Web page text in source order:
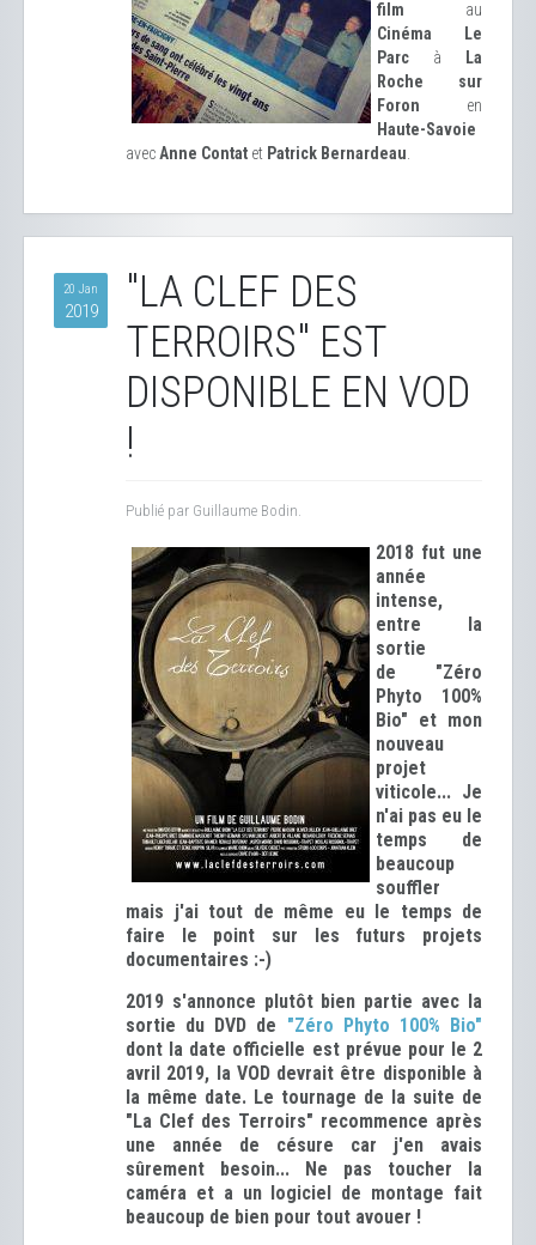
film au
Cinéma Le
Parc à
La
Roche sur
Foron en
Haute-Savoie
avec Anne Contat et Patrick Bernardeau
20 Jan
2019
"LA CLEF DES
TERROIRS" EST
DISPONIBLE EN VOD
!
Publié par Guillaume Bodin.
2018 fut une
année
intense,
entre la
sortie
de "Zéro
Phyto 100%
Bio" et mon
nouveau
projet
viticole... Je
n'ai pas eu le
temps de
beaucoup
souffler
mais j'ai tout de même eu le temps de
faire le point sur les futurs projets
documentaires :-)
2019 s'annonce plutôt bien partie avec la
sortie du DVD de "Zéro Phyto 100% Bio"
dont la date officielle est prévue pour le 2
avril 2019, la VOD devrait être disponible à
la même date. Le tournage de la suite de
"La Clef des Terroirs" recommence après
une année de césure car j'en avais
sûrement besoin... Ne pas toucher la
caméra et a un logiciel de montage fait
beaucoup de bien pour tout avouer !